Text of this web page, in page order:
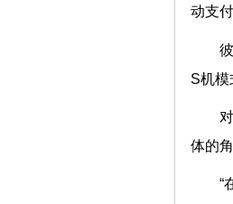
动支
S机模
体的角
“